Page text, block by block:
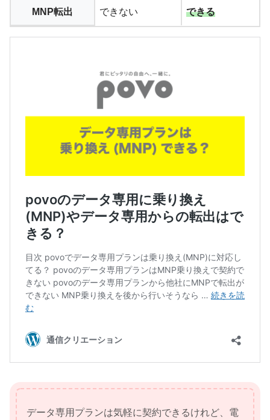
MNP転出 できない できる
データ専用プランは気軽に契約できるけれど、電